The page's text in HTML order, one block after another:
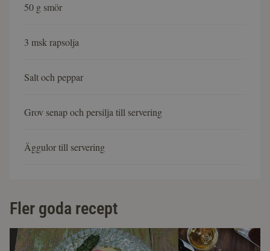
50 g smör
3 msk rapsolja
Salt och peppar
Grov senap och persilja till servering
Äggulor till servering
Fler goda recept